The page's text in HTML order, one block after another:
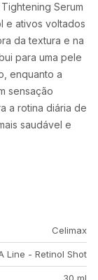
Serum
e ativos voltados
da textura e na
para uma pele
enquanto a
sensação
a rotina diária de
saudável e
Celimax
Line - Retinol Shot